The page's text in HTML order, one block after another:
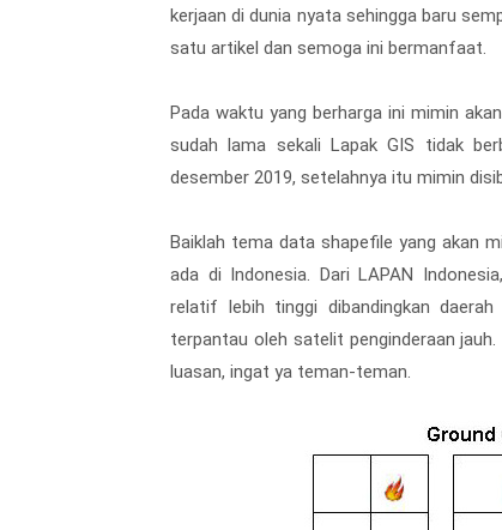
kerjaan di dunia nyata sehingga baru
satu artikel dan semoga ini bermanfaat.
Pada waktu yang berharga ini mimin
sudah lama sekali Lapak GIS tidak
desember 2019, setelahnya itu mimin
Baiklah tema data shapefile yang akan
ada di Indonesia. Dari LAPAN Indonesia,
relatif lebih tinggi dibandingkan
terpantau oleh satelit penginderaan
luasan, ingat ya teman-teman.